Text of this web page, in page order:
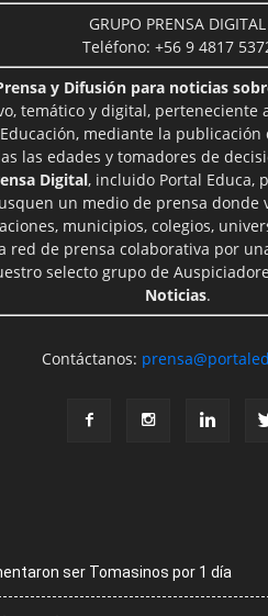
GRUPO PRENSA DIGITAL
Teléfono: +56 9 4817
y Difusión para noticias
temático y digital, perteneciente
mediante la
las edades y tomadores de
Digital, incluido Portal Educa,
un medio de prensa donde
municipios, colegios,
de prensa colaborativa por
selecto grupo de
Noticias.
Contáctanos:
ser Tomasinos por 1 día